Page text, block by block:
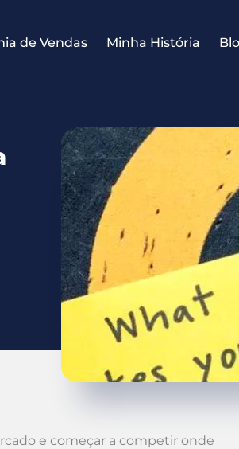
de Vendas Minha História
e começar a competir onde